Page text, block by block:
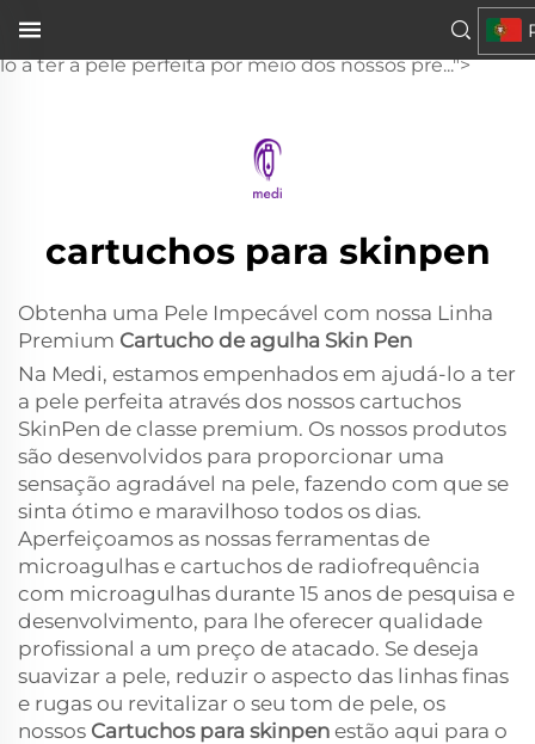
de alta qualidadeNa Medi, comprometemo-nos a ajudá-
lo a ter a pele perfeita por meio dos nossos pre...">
cartuchos para skinpen
Obtenha uma Pele Impecável com nossa Linha
Premium Cartucho de agulha Skin Pen
Na Medi, estamos empenhados em ajudá-lo a ter
a pele perfeita através dos nossos cartuchos
SkinPen de classe premium. Os nossos produtos
são desenvolvidos para proporcionar uma
sensação agradável na pele, fazendo com que se
sinta ótimo e maravilhoso todos os dias.
Aperfeiçoamos as nossas ferramentas de
microagulhas e cartuchos de radiofrequência
com microagulhas durante 15 anos de pesquisa e
desenvolvimento, para lhe oferecer qualidade
profissional a um preço de atacado. Se deseja
suavizar a pele, reduzir o aspecto das linhas finas
e rugas ou revitalizar o seu tom de pele, os
nossos Cartuchos para skinpen estão aqui para o